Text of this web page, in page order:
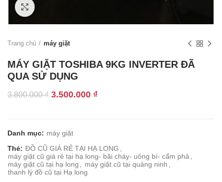
Trang chủ máy giặt
MÁY GIẶT TOSHIBA 9KG INVERTER ĐÃ
QUA SỬ DỤNG
3.800.000₫ Giá
3.500.000 ₫Giá
Danh mục: máy giặt
Thẻ: ĐỒ CŨ GIÁ RẺ TẠI HẠ LONG
máy giặt cũ giá rẻ tại hạ long- bãi cháy- uông bí- cẩm phả
máy giặt cũ tại hạ long
máy giặt cũ tại quảng ninh
thanh lý đồ cũ tại Hạ long